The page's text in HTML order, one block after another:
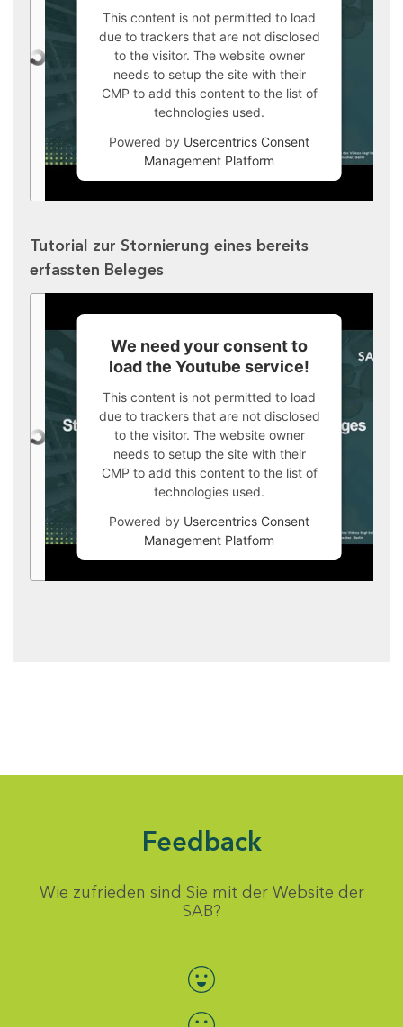
This content is not permitted to load
due to trackers that are not disclosed
to the visitor. The website owner
needs to setup the site with their
CMP to add this content to the list of
technologies used.
Powered by Usercentrics Consent
Management Platform
Tutorial zur Stornierung eines bereits
erfassten Beleges
We need your consent to
load the Youtube service!
This content is not permitted to load
due to trackers that are not disclosed
to the visitor. The website owner
needs to setup the site with their
CMP to add this content to the list of
technologies used.
Powered by Usercentrics Consent
Management Platform
Feedback
Wie zufrieden sind Sie mit der Website der
SAB?
Bewertung auswählen